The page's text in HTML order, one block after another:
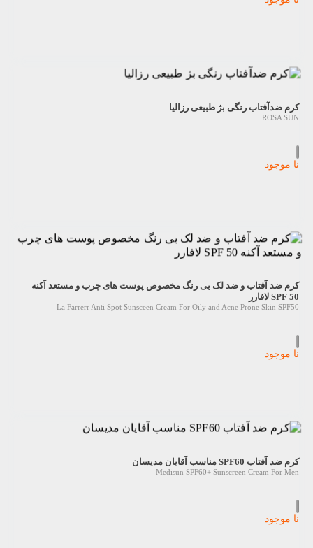
کرم ضدآفتاب رنگی بژ طبیعی رزالیا
ROSA SUN
نا موجود
کرم ضد آفتاب و ضد لک بی رنگ مخصوص پوست های چرب و مستعد آکنه
SPF 50 لافارر
La Farrerr Anti Spot Sunsceen Cream For Oily and Acne Prone Skin SPF50
نا موجود
کرم ضد آفتاب SPF60 مناسب آقایان مدیسان
Medisun SPF60+ Sunscreen Cream For Men
نا موجود